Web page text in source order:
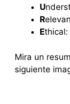
U
R
Ethical:
Mira un
siguiente